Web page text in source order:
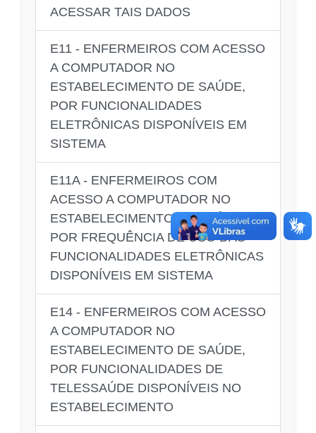
ACESSAR TAIS DADOS
E11 - ENFERMEIROS COM ACESSO
A COMPUTADOR NO
ESTABELECIMENTO DE SAÚDE,
POR FUNCIONALIDADES
ELETRÔNICAS DISPONÍVEIS EM
SISTEMA
E11A - ENFERMEIROS COM
ACESSO A COMPUTADOR NO
ESTABELECIMENTO DE SAÚDE,
POR FREQUÊNCIA DE USO DAS
FUNCIONALIDADES ELETRÔNICAS
DISPONÍVEIS EM SISTEMA
E14 - ENFERMEIROS COM ACESSO
A COMPUTADOR NO
ESTABELECIMENTO DE SAÚDE,
POR FUNCIONALIDADES DE
TELESSAÚDE DISPONÍVEIS NO
ESTABELECIMENTO